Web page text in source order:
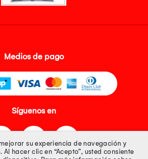
Medios de pago
Síguenos en
su experiencia de navegación y
hacer clic en “Acepto”, usted consiente